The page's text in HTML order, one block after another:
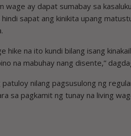
ay dapat sumabay sa
sapat ang kinikita upang
na ito kundi bilang isang
na mabuhay nang disente,”
nilang pagsusulong ng
sa pagkamit ng tunay na living